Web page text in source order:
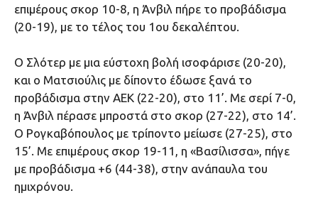
επιμέρους σκορ 10-8, η Άνβιλ πήρε το προβάδισμα
(20-19), με το τέλος του 1ου δεκαλέπτου.
Ο Σλότερ με μια εύστοχη βολή ισοφάρισε (20-20),
και ο Ματσιούλις με δίποντο έδωσε ξανά το
προβάδισμα στην ΑΕΚ (22-20), στο 11’. Με σερί 7-0,
η Άνβιλ πέρασε μπροστά στο σκορ (27-22), στο 14’.
Ο Ρογκαβόπουλος με τρίποντο μείωσε (27-25), στο
15’. Με επιμέρους σκορ 19-11, η «Βασίλισσα», πήγε
με προβάδισμα +6 (44-38), στην ανάπαυλα του
ημιχρόνου.